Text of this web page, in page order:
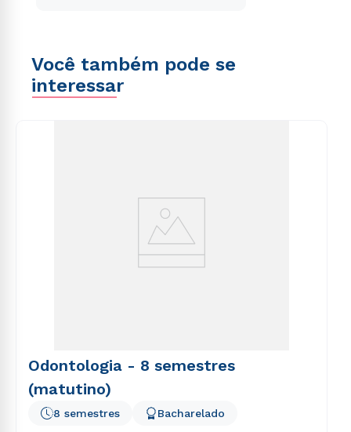
Você também pode se
interessar
Odontologia - 8 semestres
(matutino)
8 semestres Bacharelado